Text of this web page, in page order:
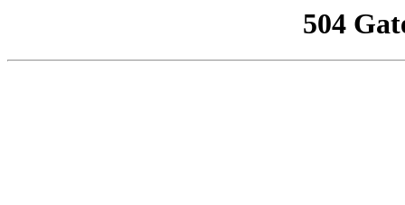
504